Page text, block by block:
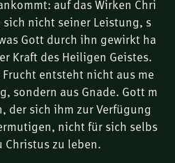
auf das Wirken Chri
nicht seiner Leistung, s
Gott durch ihn gewirkt ha
Kraft des Heiligen Geistes.
entsteht nicht aus me
sondern aus Gnade. Gott m
der sich ihm zur Verfügung
nicht für sich selbs
Christus zu leben.